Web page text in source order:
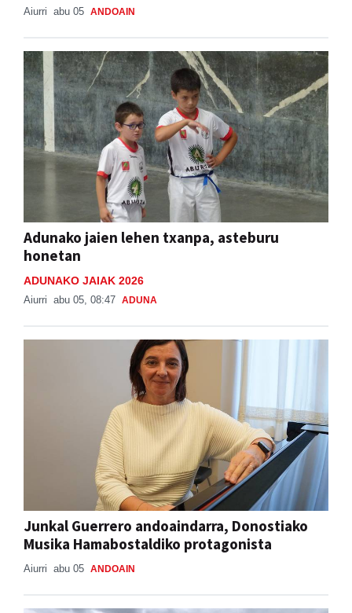
Aiurri abu 05 ANDOAIN
Adunako jaien lehen txanpa, asteburu
honetan
ADUNAKO JAIAK 2026
Aiurri abu 05, 08:47 ADUNA
Junkal Guerrero andoaindarra, Donostiako
Musika Hamabostaldiko protagonista
Aiurri abu 05 ANDOAIN